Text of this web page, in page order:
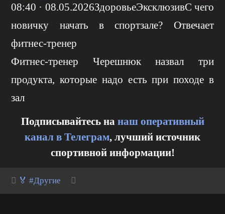
08:40 · 08.05.2026ЗдоровьеЭксклюзивС чего
новичку начать в спортзале? Отвечает
фитнес-тренер
Фитнес-тренер Черешнюк назвал три
продукта, которые надо есть при походе в
зал
Подписывайтесь на наш оперативный
канал в Телеграм, лучший источник
спортивной информации!
🏅 #Другие